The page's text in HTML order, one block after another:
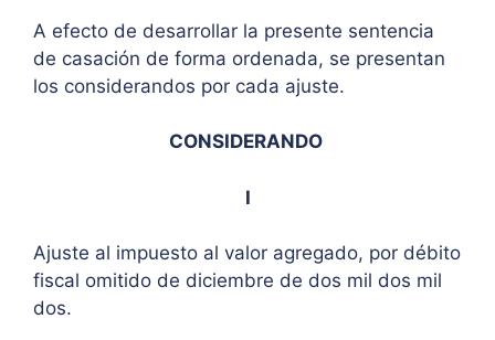
A efecto de desarrollar la presente sentencia
de casación de forma ordenada, se presentan
los considerandos por cada ajuste.
CONSIDERANDO
I
Ajuste al impuesto al valor agregado, por débito
fiscal omitido de diciembre de dos mil dos mil
dos.